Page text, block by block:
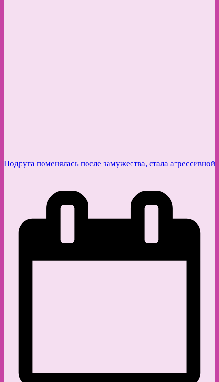
Подруга поменялась после замужества, стала агрессивной